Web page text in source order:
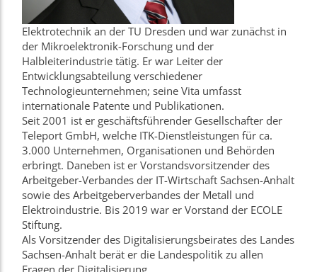
Elektrotechnik an der TU Dresden und war zunächst in
der Mikroelektronik-Forschung und der
Halbleiterindustrie tätig. Er war Leiter der
Entwicklungsabteilung verschiedener
Technologieunternehmen; seine Vita umfasst
internationale Patente und Publikationen.
Seit 2001 ist er geschäftsführender Gesellschafter der
Teleport GmbH, welche ITK-Dienstleistungen für ca.
3.000 Unternehmen, Organisationen und Behörden
erbringt. Daneben ist er Vorstandsvorsitzender des
Arbeitgeber-Verbandes der IT-Wirtschaft Sachsen-Anhalt
sowie des Arbeitgeberverbandes der Metall und
Elektroindustrie. Bis 2019 war er Vorstand der ECOLE
Stiftung.
Als Vorsitzender des Digitalisierungsbeirates des Landes
Sachsen-Anhalt berät er die Landespolitik zu allen